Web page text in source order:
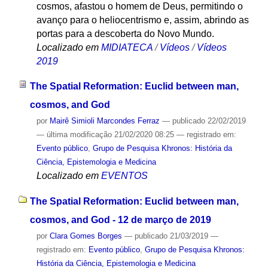
cosmos, afastou o homem de Deus, permitindo o
avanço para o heliocentrismo e, assim, abrindo as
portas para a descoberta do Novo Mundo.
Localizado em MIDIATECA /Vídeos /Vídeos
2019
The Spatial Reformation: Euclid between man,
cosmos, and God
por Mairê Simioli Marcondes Ferraz — publicado22/02/2019
— última modificação21/02/2020 08:25 — registrado em:
Evento público, Grupo de Pesquisa Khronos: História da
Ciência, Epistemologia e Medicina
Localizado em EVENTOS
The Spatial Reformation: Euclid between man,
cosmos, and God - 12 de março de 2019
por Clara Gomes Borges — publicado21/03/2019 —
registrado em: Evento público, Grupo de Pesquisa Khronos:
História da Ciência, Epistemologia e Medicina